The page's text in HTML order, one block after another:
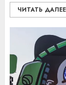
ЧИТАТЬ ДАЛЕЕ